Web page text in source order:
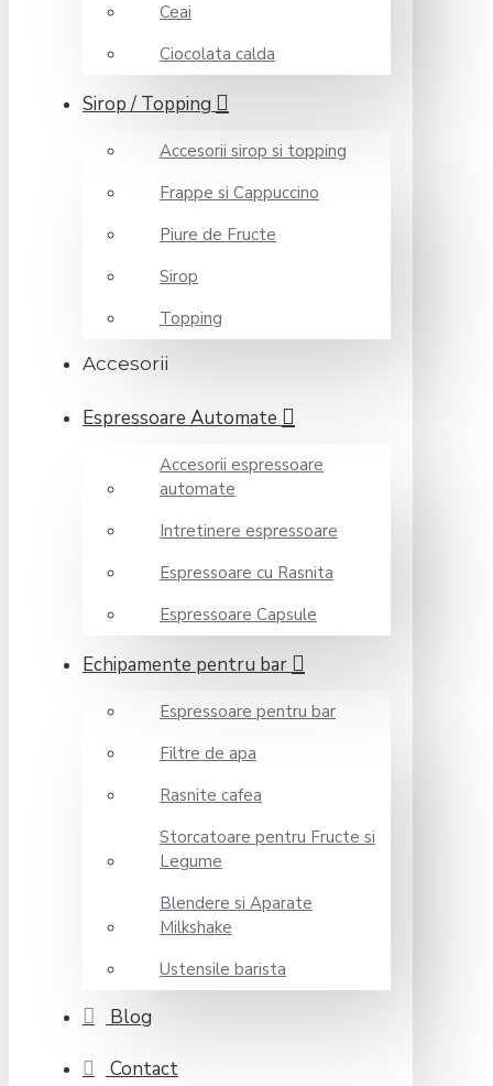
Ceai
Ciocolata calda
Sirop / Topping
Accesorii sirop si topping
Frappe si Cappuccino
Piure de Fructe
Sirop
Topping
Accesorii
Espressoare Automate
Accesorii espressoare
automate
Intretinere espressoare
Espressoare cu Rasnita
Espressoare Capsule
Echipamente pentru bar
Espressoare pentru bar
Filtre de apa
Rasnite cafea
Storcatoare pentru Fructe si
Legume
Blendere si Aparate
Milkshake
Ustensile barista
Blog
Contact